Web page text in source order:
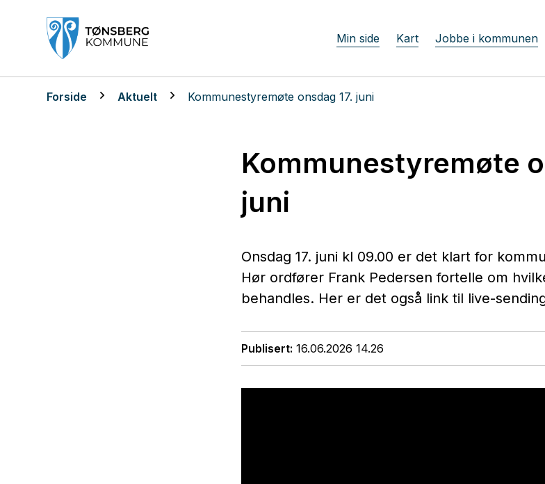
Min side Kart Jobbe i kommunen
Du er her:
Forside Aktuelt Kommunestyremøte onsdag 17. juni
Kommunestyremøte
juni
Onsdag 17. juni kl 09.00 er det klart for
Hør ordfører Frank Pedersen fortelle om
behandles. Her er det også link til live-
Publisert 16.06.2026 14.26